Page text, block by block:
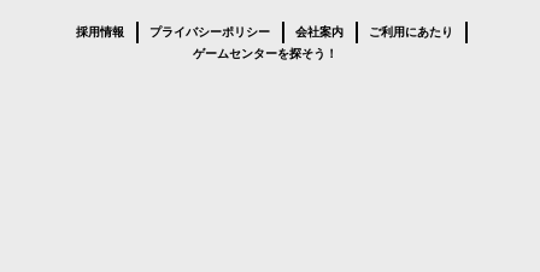
採用情報 プライバシーポリシー 会社案内
ご利用にあたり
ゲームセンターを探そう！